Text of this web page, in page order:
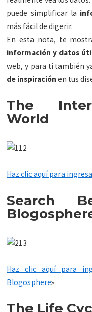
puede simplificar la
más fácil de digerir.
En esta nota, te
información y datos
web, y para ti también
de inspiración en tus
The
World
Haz clic aquí para
Search
Haz clic aquí para
Blogosphere»
The Life